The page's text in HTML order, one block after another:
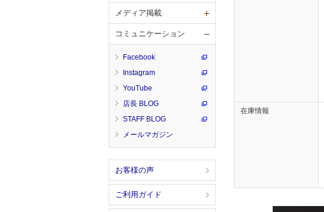
在庫情報
メディア掲載
コミュニケーション
Facebook
Instagram
YouTube
店長 BLOG
STAFF BLOG
メールマガジン
お客様の声
ご利用ガイド